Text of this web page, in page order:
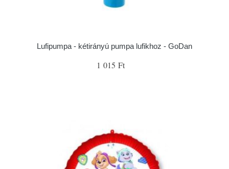
Lufipumpa - kétirányú pumpa lufikhoz - GoDan
1 015 Ft